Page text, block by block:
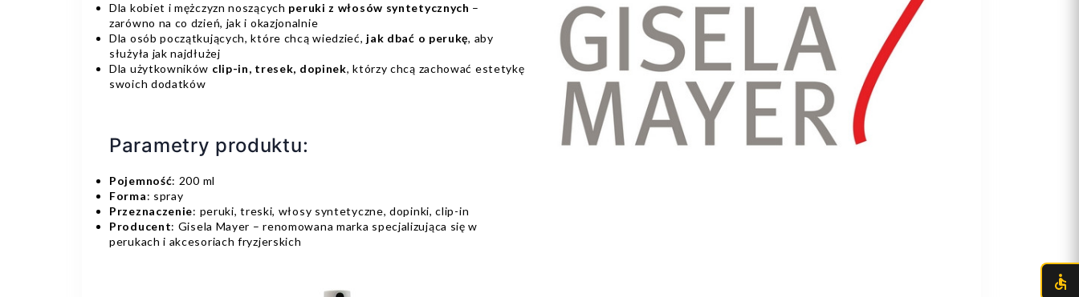
Dla kobiet i mężczyzn noszących peruki z włosów syntetycznych –
zarówno na co dzień, jak i okazjonalnie
Dla osób początkujących, które chcą wiedzieć, jak dbać o perukę, aby
służyła jak najdłużej
Dla użytkowników clip-in, tresek, dopinek, którzy chcą zachować estetykę
swoich dodatków
Parametry produktu:
Pojemność: 200 ml
Forma: spray
Przeznaczenie: peruki, treski, włosy syntetyczne, dopinki, clip-in
Producent: Gisela Mayer – renomowana marka specjalizująca się w
perukach i akcesoriach fryzjerskich